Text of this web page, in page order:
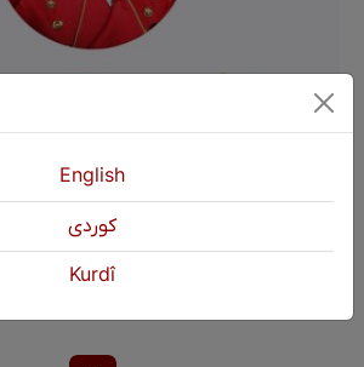
Li bajarê me komeke teziyê heye. Melayê wan melayê kumsor e. Koma herî bi nav û deng e li Hezexê. Hema bêje hemû gundiyên me ne. Bi hev re dimeşin, bi hev re digerin, bi hev re dixwin û bi hev re vedixwin.
English
كوردی
Kurdî